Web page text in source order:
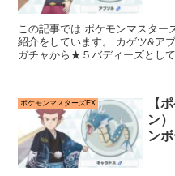
この記事では ポケモンマスタ
紹介をしています。 カゲツ&ア
ガチャから★５バディーズとし
ポケモンマスターズEX
【
ン
ン